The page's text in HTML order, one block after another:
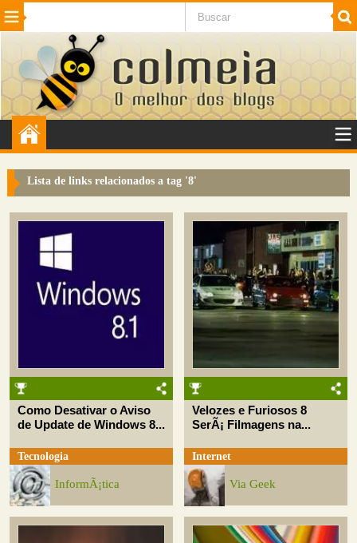
Beleza Cinema e TV
Internet Jogos NotÃ­cias SaÃºde
VeÃ­culos Adulto
Sugerir Link
Colmeia Exchange
Perguntas Frequentes
Lista de links relacionados a tag '8'
Como Desativar o Aviso
de Update de Windows 8...
Tecnologia
InformÃ¡tica
Velozes e Furiosos 8
SerÃ¡ Filmagens na...
Internet
Via Geek